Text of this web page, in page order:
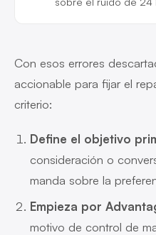
Con esos errores
accionable para fijar el
criterio:
Define el objetivo
consideración o
manda sobre la
Empieza por
motivo de control de